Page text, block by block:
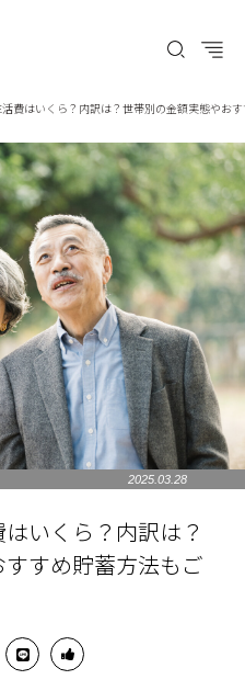
費はいくら？内訳は？世帯別の金額実態やお
2025.03.28
いくら？内訳は？
すめ貯蓄方法もご